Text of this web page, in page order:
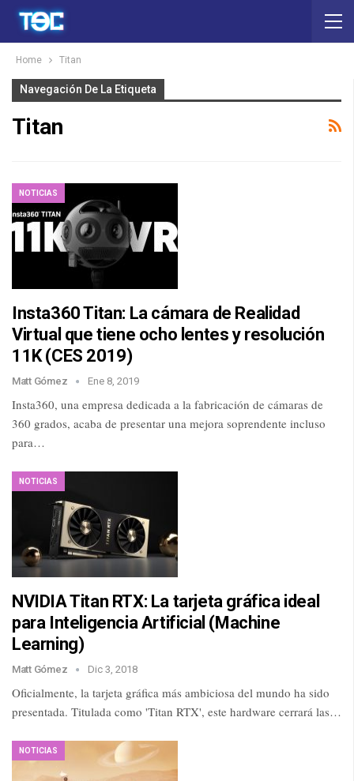
Home Titan
Navegación De La Etiqueta
Titan
NOTICIAS
Insta360 Titan: La cámara de Realidad
Virtual que tiene ocho lentes y resolución
11K (CES 2019)
Matt Gómez Ene 8, 2019
Insta360, una empresa dedicada a la fabricación de cámaras de
360 grados, acaba de presentar una mejora soprendente incluso
para…
NOTICIAS
NVIDIA Titan RTX: La tarjeta gráfica ideal
para Inteligencia Artificial (Machine
Learning)
Matt Gómez Dic 3, 2018
Oficialmente, la tarjeta gráfica más ambiciosa del mundo ha sido
presentada. Titulada como 'Titan RTX', este hardware cerrará las…
NOTICIAS